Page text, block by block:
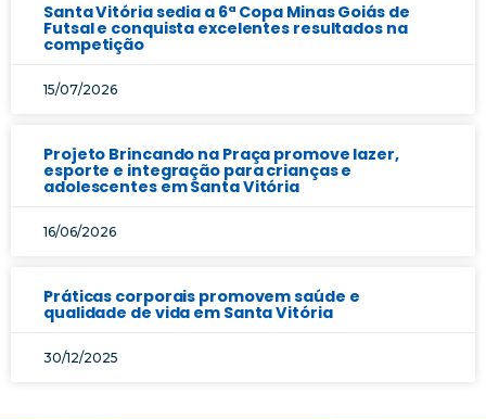
Santa Vitória sedia a 6ª Copa Minas Goiás de
Futsal e conquista excelentes resultados na
competição
15/07/2026
Projeto Brincando na Praça promove lazer,
esporte e integração para crianças e
adolescentes em Santa Vitória
16/06/2026
Práticas corporais promovem saúde e
qualidade de vida em Santa Vitória
30/12/2025